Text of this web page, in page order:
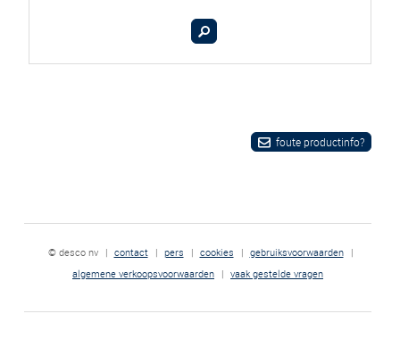
foute productinfo?
© desco nv | contact | pers | cookies | gebruiksvoorwaarden
|
algemene verkoopsvoorwaarden | vaak gestelde vragen